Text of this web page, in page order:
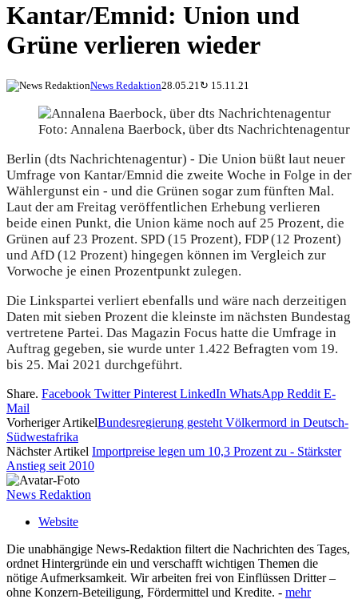
Kantar/Emnid: Union und
Grüne verlieren wieder
News Redaktion28.05.21 ↻ 15.11.21
Foto: Annalena Baerbock, über dts Nachrichtenagentur
Berlin (dts Nachrichtenagentur) - Die Union büßt laut neuer
Umfrage von Kantar/Emnid die zweite Woche in Folge in der
Wählergunst ein - und die Grünen sogar zum fünften Mal.
Laut der am Freitag veröffentlichen Erhebung verlieren
beide einen Punkt, die Union käme noch auf 25 Prozent, die
Grünen auf 23 Prozent. SPD (15 Prozent), FDP (12 Prozent)
und AfD (12 Prozent) hingegen können im Vergleich zur
Vorwoche je einen Prozentpunkt zulegen.
Die Linkspartei verliert ebenfalls und wäre nach derzeitigen
Daten mit sieben Prozent die kleinste im nächsten Bundestag
vertretene Partei. Das Magazin Focus hatte die Umfrage in
Auftrag gegeben, sie wurde unter 1.422 Befragten vom 19.
bis 25. Mai 2021 durchgeführt.
Share. Facebook Twitter Pinterest LinkedIn WhatsApp Reddit E-
Mail
Vorheriger ArtikelBundesregierung gesteht Völkermord in Deutsch-
Südwestafrika
Nächster Artikel Importpreise legen um 10,3 Prozent zu - Stärkster
Anstieg seit 2010
News Redaktion
Website
Die unabhängige News-Redaktion filtert die Nachrichten des Tages,
ordnet Hintergründe ein und verschafft wichtigen Themen die
nötige Aufmerksamkeit. Wir arbeiten frei von Einflüssen Dritter –
ohne Konzern-Beteiligung, Fördermittel und Kredite. - mehr